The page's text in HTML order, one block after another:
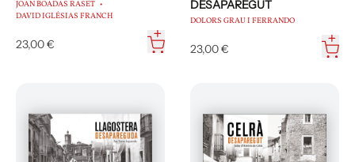
JOAN BOADAS RASET
DAVID IGLÉSIAS FRANCH
23,00 €
DESAPAREGUT
DOLORS GRAU I FERRANDO
23,00 €